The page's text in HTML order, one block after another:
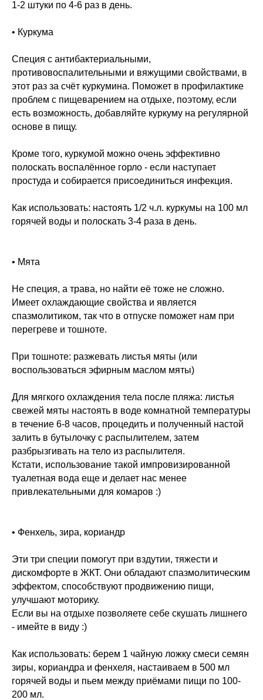
1-2 штуки по 4-6 раз в день.
• Куркума
Специя с антибактериальными,
противовоспалительными и вяжущими свойствами, в
этот раз за счёт куркумина. Поможет в профилактике
проблем с пищеварением на отдыхе, поэтому, если
есть возможность, добавляйте куркуму на регулярной
основе в пищу.
Кроме того, куркумой можно очень эффективно
полоскать воспалённое горло - если наступает
простуда и собирается присоединиться инфекция.
Как использовать: настоять 1/2 ч.л. куркумы на 100 мл
горячей воды и полоскать 3-4 раза в день.
• Мята
Не специя, а трава, но найти её тоже не сложно.
Имеет охлаждающие свойства и является
спазмолитиком, так что в отпуске поможет нам при
перегреве и тошноте.
При тошноте: разжевать листья мяты (или
воспользоваться эфирным маслом мяты)
Для мягкого охлаждения тела после пляжа: листья
свежей мяты настоять в воде комнатной температуры
в течение 6-8 часов, процедить и полученный настой
залить в бутылочку с распылителем, затем
разбрызгивать на тело из распылителя.
Кстати, использование такой импровизированной
туалетная вода еще и делает нас менее
привлекательными для комаров :)
• Фенхель, зира, кориандр
Эти три специи помогут при вздутии, тяжести и
дискомфорте в ЖКТ. Они обладают спазмолитическим
эффектом, способствуют продвижению пищи,
улучшают моторику.
Если вы на отдыхе позволяете себе скушать лишнего
- имейте в виду :)
Как использовать: берем 1 чайную ложку смеси семян
зиры, кориандра и фенхеля, настаиваем в 500 мл
горячей воды и пьем между приёмами пищи по 100-
200 мл.
Меню
Программы
Магазин
Блог
Контакты
Юридическая информация
ИП Шиманская Ирина Владимировна
Специальный раздел сайта
ИНН 780514759572
Соцсети
Telegram
MAX